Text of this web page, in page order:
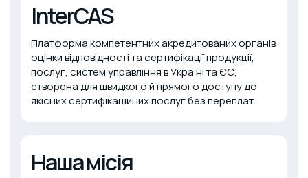
InterCAS
Платформа компетентних акредитованих органів
оцінки відповідності та сертифікації продукції,
послуг, систем управління в Україні та ЄС,
створена для швидкого й прямого доступу до
якісних сертифікаційних послуг без переплат.
Наша місія